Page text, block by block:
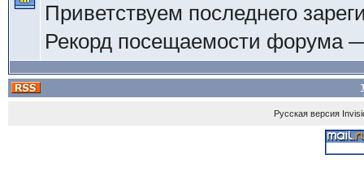
Приветствуем последнего
Рекорд посещаемости форума
Русская версия